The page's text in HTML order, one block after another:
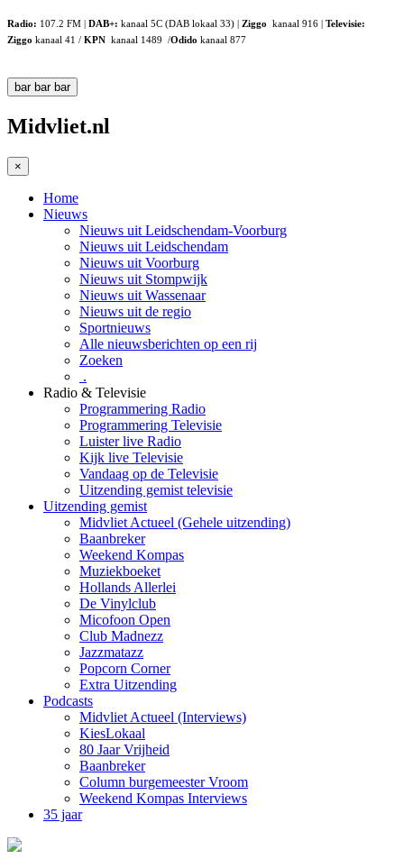
Radio: 107.2 FM | DAB+: kanaal 5C (DAB lokaal 33) | Ziggo kanaal 916 | Televisie:
Ziggo kanaal 41 / KPN kanaal 1489 /Odido kanaal 877
bar bar bar
Midvliet.nl
×
Home
Nieuws
Nieuws uit Leidschendam-Voorburg
Nieuws uit Leidschendam
Nieuws uit Voorburg
Nieuws uit Stompwijk
Nieuws uit Wassenaar
Nieuws uit de regio
Sportnieuws
Alle nieuwsberichten op een rij
Zoeken
.
Radio & Televisie
Programmering Radio
Programmering Televisie
Luister live Radio
Kijk live Televisie
Vandaag op de Televisie
Uitzending gemist televisie
Uitzending gemist
Midvliet Actueel (Gehele uitzending)
Baanbreker
Weekend Kompas
Muziekboeket
Hollands Allerlei
De Vinylclub
Micofoon Open
Club Madnezz
Jazzmatazz
Popcorn Corner
Extra Uitzending
Podcasts
Midvliet Actueel (Interviews)
KiesLokaal
80 Jaar Vrijheid
Baanbreker
Column burgemeester Vroom
Weekend Kompas Interviews
35 jaar